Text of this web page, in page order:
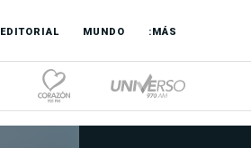
EDITORIAL MUNDO :MÁS